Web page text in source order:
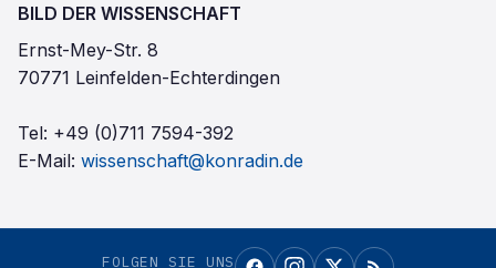
BILD DER WISSENSCHAFT
Ernst-Mey-Str. 8
70771 Leinfelden-Echterdingen
Tel: +49 (0)711 7594-392
E-Mail: wissenschaft@konradin.de
FOLGEN SIE UNS